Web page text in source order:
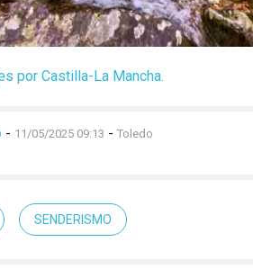
por Castilla-La Mancha.
- 11/05/2025 09:13 - Toledo
SENDERISMO